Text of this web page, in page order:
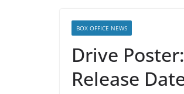
BOX OFFICE NEWS
Drive
Release